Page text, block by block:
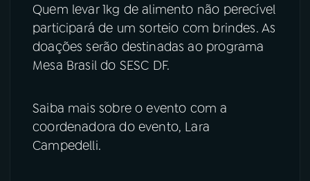
Quem levar 1kg de alimento não perecível
participará de um sorteio com brindes. As
doações serão destinadas ao programa
Mesa Brasil do SESC DF.
Saiba mais sobre o evento com a
coordenadora do evento, Lara
Campedelli.